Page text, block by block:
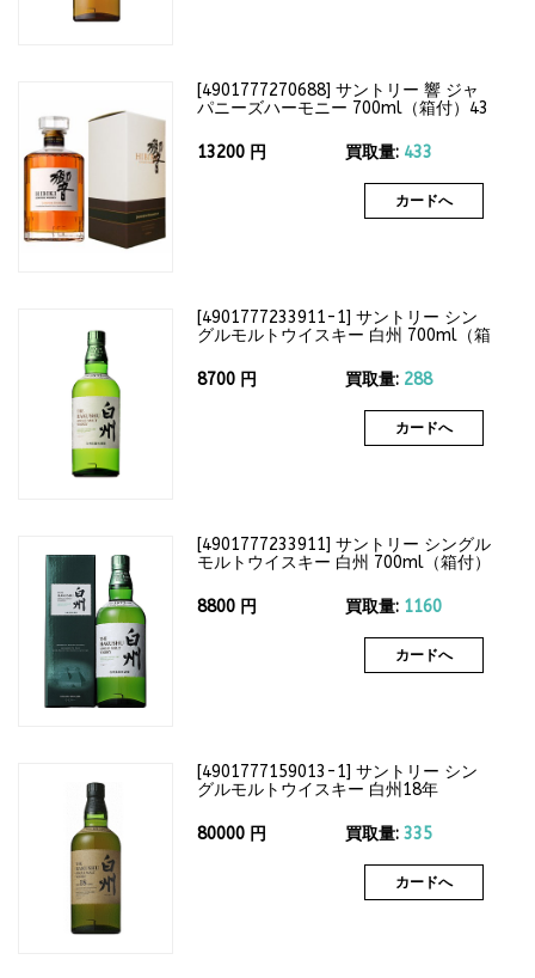
[4901777270688] サントリー 響 ジャ
パニーズハーモニー 700ml（箱付）43
13200 円 買取量: 433
カードへ
[4901777233911-1] サントリー シン
グルモルトウイスキー 白州 700ml（箱
8700 円 買取量: 288
カードへ
[4901777233911] サントリー シングル
モルトウイスキー 白州 700ml（箱付）
8800 円 買取量: 1160
カードへ
[4901777159013-1] サントリー シン
グルモルトウイスキー 白州18年
80000 円 買取量: 335
カードへ